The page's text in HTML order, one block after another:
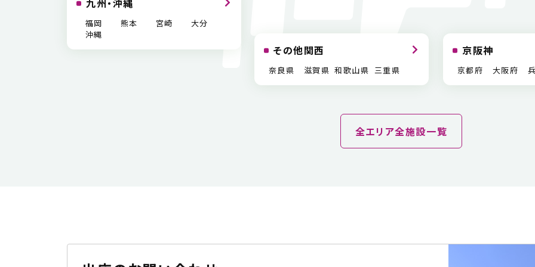
京阪神
京都府 大阪府
その他関西
奈良県 滋賀県 和歌山県 三重県
福岡 熊本 宮崎
大分
沖縄
全エリア全施設一覧